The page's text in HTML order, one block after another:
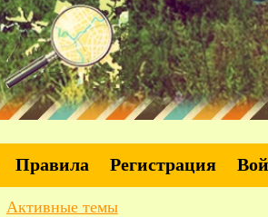
Правила Регистрация
Активные темы